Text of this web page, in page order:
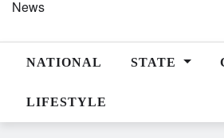
NATIONAL STATE
LIFESTYLE